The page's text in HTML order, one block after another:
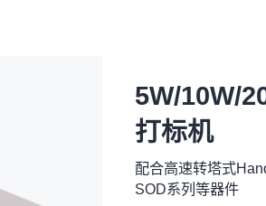
5W/10W/
打标机
配合高速转塔式
SOD系列等器件